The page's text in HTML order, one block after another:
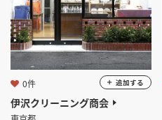
伊沢クリーニング商会
0件 追加する